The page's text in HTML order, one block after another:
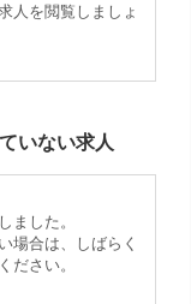
人を閲覧しましょ
いない求人
ました。
場合は、しばらく
ださい。